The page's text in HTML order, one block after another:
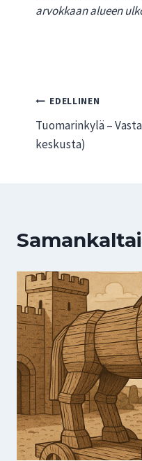
arvokkaan alueen
Artikkelien
selaus
EDELLINEN
Tuomarinkylä –
keskusta)